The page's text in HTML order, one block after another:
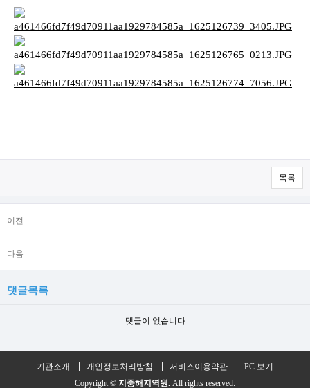
내용
목록
이전
다음
댓글목록
댓글이 없습니다
기관소개 개인정보처리방침 서비스이용약관
PC 보기
Copyright © 지중해지역원. All rights reserved.